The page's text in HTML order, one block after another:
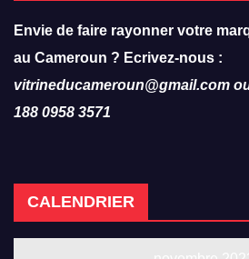
Envie de faire rayonner votre
au Cameroun ? Ecrivez-nous :
vitrineducameroun@gmail.com
188 0958 3571
CALENDRIER